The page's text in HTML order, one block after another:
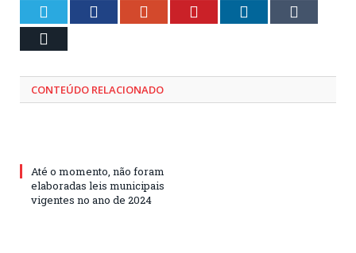
Twitter Facebook Google+ Pinterest LinkedIn
CONTEÚDO RELACIONADO
Até o momento, não foram
elaboradas leis municipais
vigentes no ano de 2024